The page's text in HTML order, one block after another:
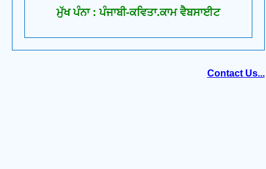
ਮੁੱਖ ਪੰਨਾ : ਪੰਜਾਬੀ-ਕਵਿਤਾ.ਕਾਮ ਵੈਬਸਾਈਟ
Contact Us...